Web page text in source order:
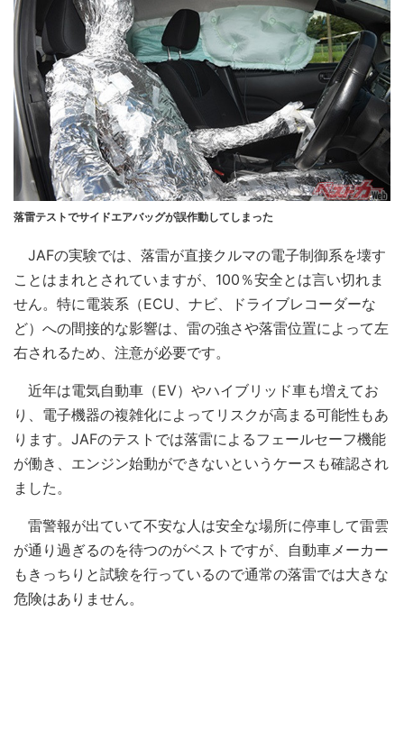
落雷テストでサイドエアバッグが誤作動してしまった
JAFの実験では、落雷が直接クルマの電子制御系を壊す
ことはまれとされていますが、100％安全とは言い切れま
せん。特に電装系（ECU、ナビ、ドライブレコーダーな
ど）への間接的な影響は、雷の強さや落雷位置によって左
右されるため、注意が必要です。
近年は電気自動車（EV）やハイブリッド車も増えてお
り、電子機器の複雑化によってリスクが高まる可能性もあ
ります。JAFのテストでは落雷によるフェールセーフ機能
が働き、エンジン始動ができないというケースも確認され
ました。
雷警報が出ていて不安な人は安全な場所に停車して雷雲
が通り過ぎるのを待つのがベストですが、自動車メーカー
もきっちりと試験を行っているので通常の落雷では大きな
危険はありません。